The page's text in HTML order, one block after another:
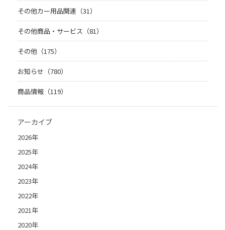
その他カー用品関連（31）
その他商品・サービス（81）
その他（175）
お知らせ（780）
商品情報（119）
アーカイブ
2026年
2025年
2024年
2023年
2022年
2021年
2020年